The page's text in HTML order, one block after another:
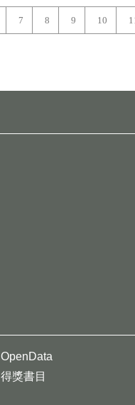
7 8 9 10
OpenData
得獎書目